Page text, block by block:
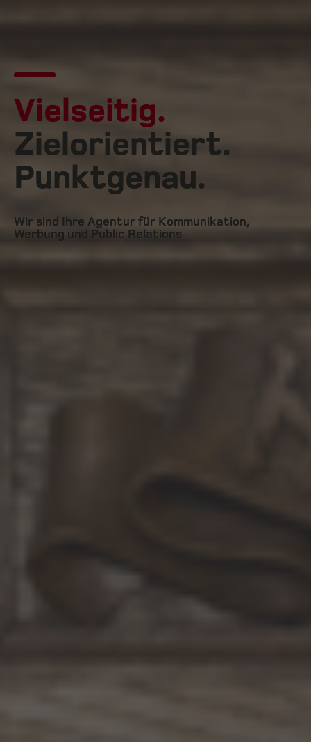
Vielseitig.
Zielorientiert.
Punktgenau.
Wir sind Ihre Agentur für Kommunikation,
Werbung und Public Relations